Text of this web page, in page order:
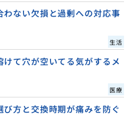
わない欠損と過剰への対応事
生活
て穴が空いてる気がするメ
医療
方と交換時期が痛みを防ぐ